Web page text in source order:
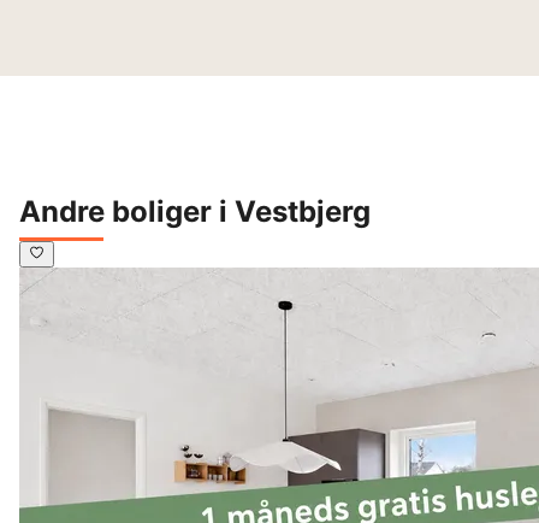
Andre boliger i Vestbjerg